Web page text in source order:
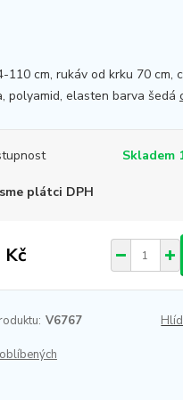
110 cm, rukáv od krku 70 cm,
polyamid, elasten barva šedá
Skladem
plátci DPH
Kč
V6767